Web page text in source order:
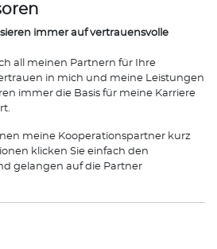
immer auf vertrauensvolle
all meinen Partnern für Ihre
in mich und meine Leistungen
immer die Basis für meine Karriere
meine Kooperationspartner kurz
klicken Sie einfach den
gelangen auf die Partner